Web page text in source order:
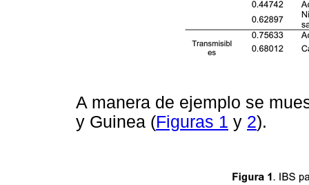
A manera de ejemplo se
y Guinea (Figuras 1 y 2).